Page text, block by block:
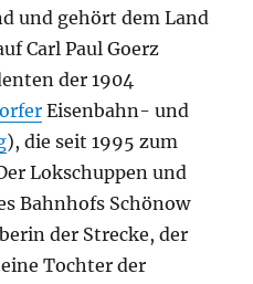
und gehört dem Land
Carl Paul Goerz
der 1904
Eisenbahn- und
), die seit 1995 zum
Lokschuppen und
Bahnhofs Schönow
der Strecke, der
Tochter der